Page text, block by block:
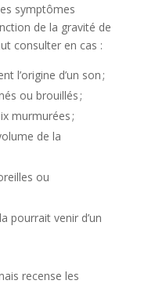
symptômes
de la gravité de
consulter en cas :
l’origine d’un son ;
ou brouillés ;
murmurées ;
de la
ou
pourrait venir d’un
recense les